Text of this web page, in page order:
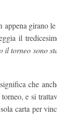
appena girano
il
torneo sono
che
e si
carta per